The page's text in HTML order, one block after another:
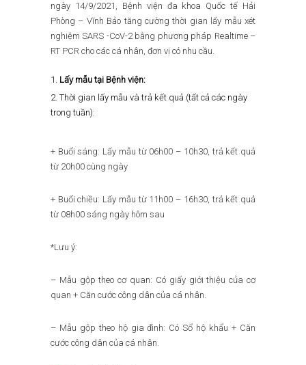
ngày 14/9/2021, Bệnh viện đa khoa Quốc tế Hải
Phòng – Vĩnh Bảo tăng cường thời gian lấy mẫu xét
nghiệm SARS -CoV-2 bằng phương pháp Realtime –
RT PCR cho các cá nhân, đơn vị có nhu cầu.
Lấy mẫu tại Bệnh viện:
Thời gian lấy mẫu và trả kết quả (tất cả các ngày
trong tuần):
+ Buổi sáng: Lấy mẫu từ 06h00 – 10h30, trả kết quả
từ 20h00 cùng ngày
+ Buổi chiều: Lấy mẫu từ 11h00 – 16h30, trả kết quả
từ 08h00 sáng ngày hôm sau
*Lưu ý:
– Mẫu gộp theo cơ quan: Có giấy giới thiệu của cơ
quan + Căn cước công dân của cá nhân.
– Mẫu gộp theo hộ gia đình: Có Sổ hộ khẩu + Căn
cước công dân của cá nhân.